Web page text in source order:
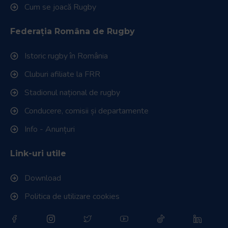
Cum se joacă Rugby
Federația Româna de Rugby
Istoric rugby în România
Cluburi afiliate la FRR
Stadionul național de rugby
Conducere, comisii și departamente
Info - Anunțuri
Link-uri utile
Download
Politica de utilizare cookies